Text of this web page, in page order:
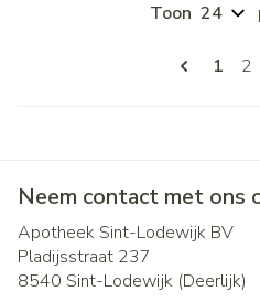
U
1 2
Toon
Neem contact met ons
Apotheek Sint-Lodewijk BV
Pladijsstraat 237
8540 Sint-Lodewijk (Deerlijk)